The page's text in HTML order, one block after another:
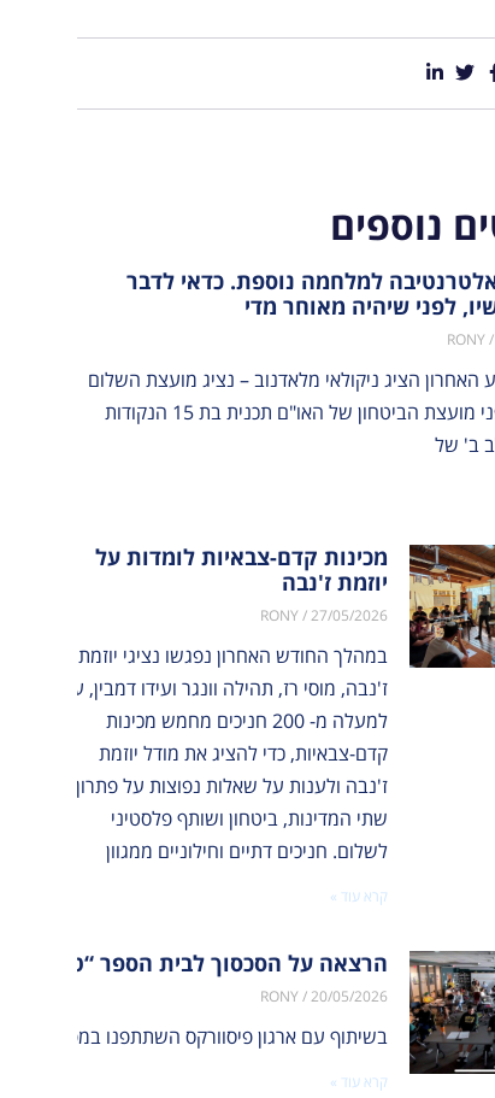
נוספים
למלחמה נוספת. כדאי לדבר
לפני שיהיה מאוחר מדי
RONY
האחרון הציג ניקולאי מלאדנוב – נציג מועצת השלום
לעזה – בפני מועצת הביטחון של האו"ם תכנית בת 15 הנקודות
ב' של
מכינות קדם-צבאיות לומדות על
יוזמת ז'נבה
RONY 27/05/2026
במהלך החודש האחרון נפגשו נציגי יוזמת
ז'נבה, מוסי רז, תהילה וונגר ועידו דמבין, עם
למעלה מ- 200 חניכים מחמש מכינות
קדם-צבאיות, כדי להציג את מודל יוזמת
ז'נבה ולענות על שאלות נפוצות על פתרון
שתי המדינות, ביטחון ושותף פלסטיני
לשלום. חניכים דתיים וחילוניים ממגוון
קרא עוד »
הרצאה על הסכסוך לבית הספר “טק ואלי”
RONY 20/05/2026
בשיתוף עם ארגון פיסוורקס השתתפנו במפגש מקוון משותף, שחיבר בין פעילי שלום ישראלים ופלסטינים לבין 40 תלמידים מבית הספר טק ואלי בניו יורק. המפגש העניק
קרא עוד »